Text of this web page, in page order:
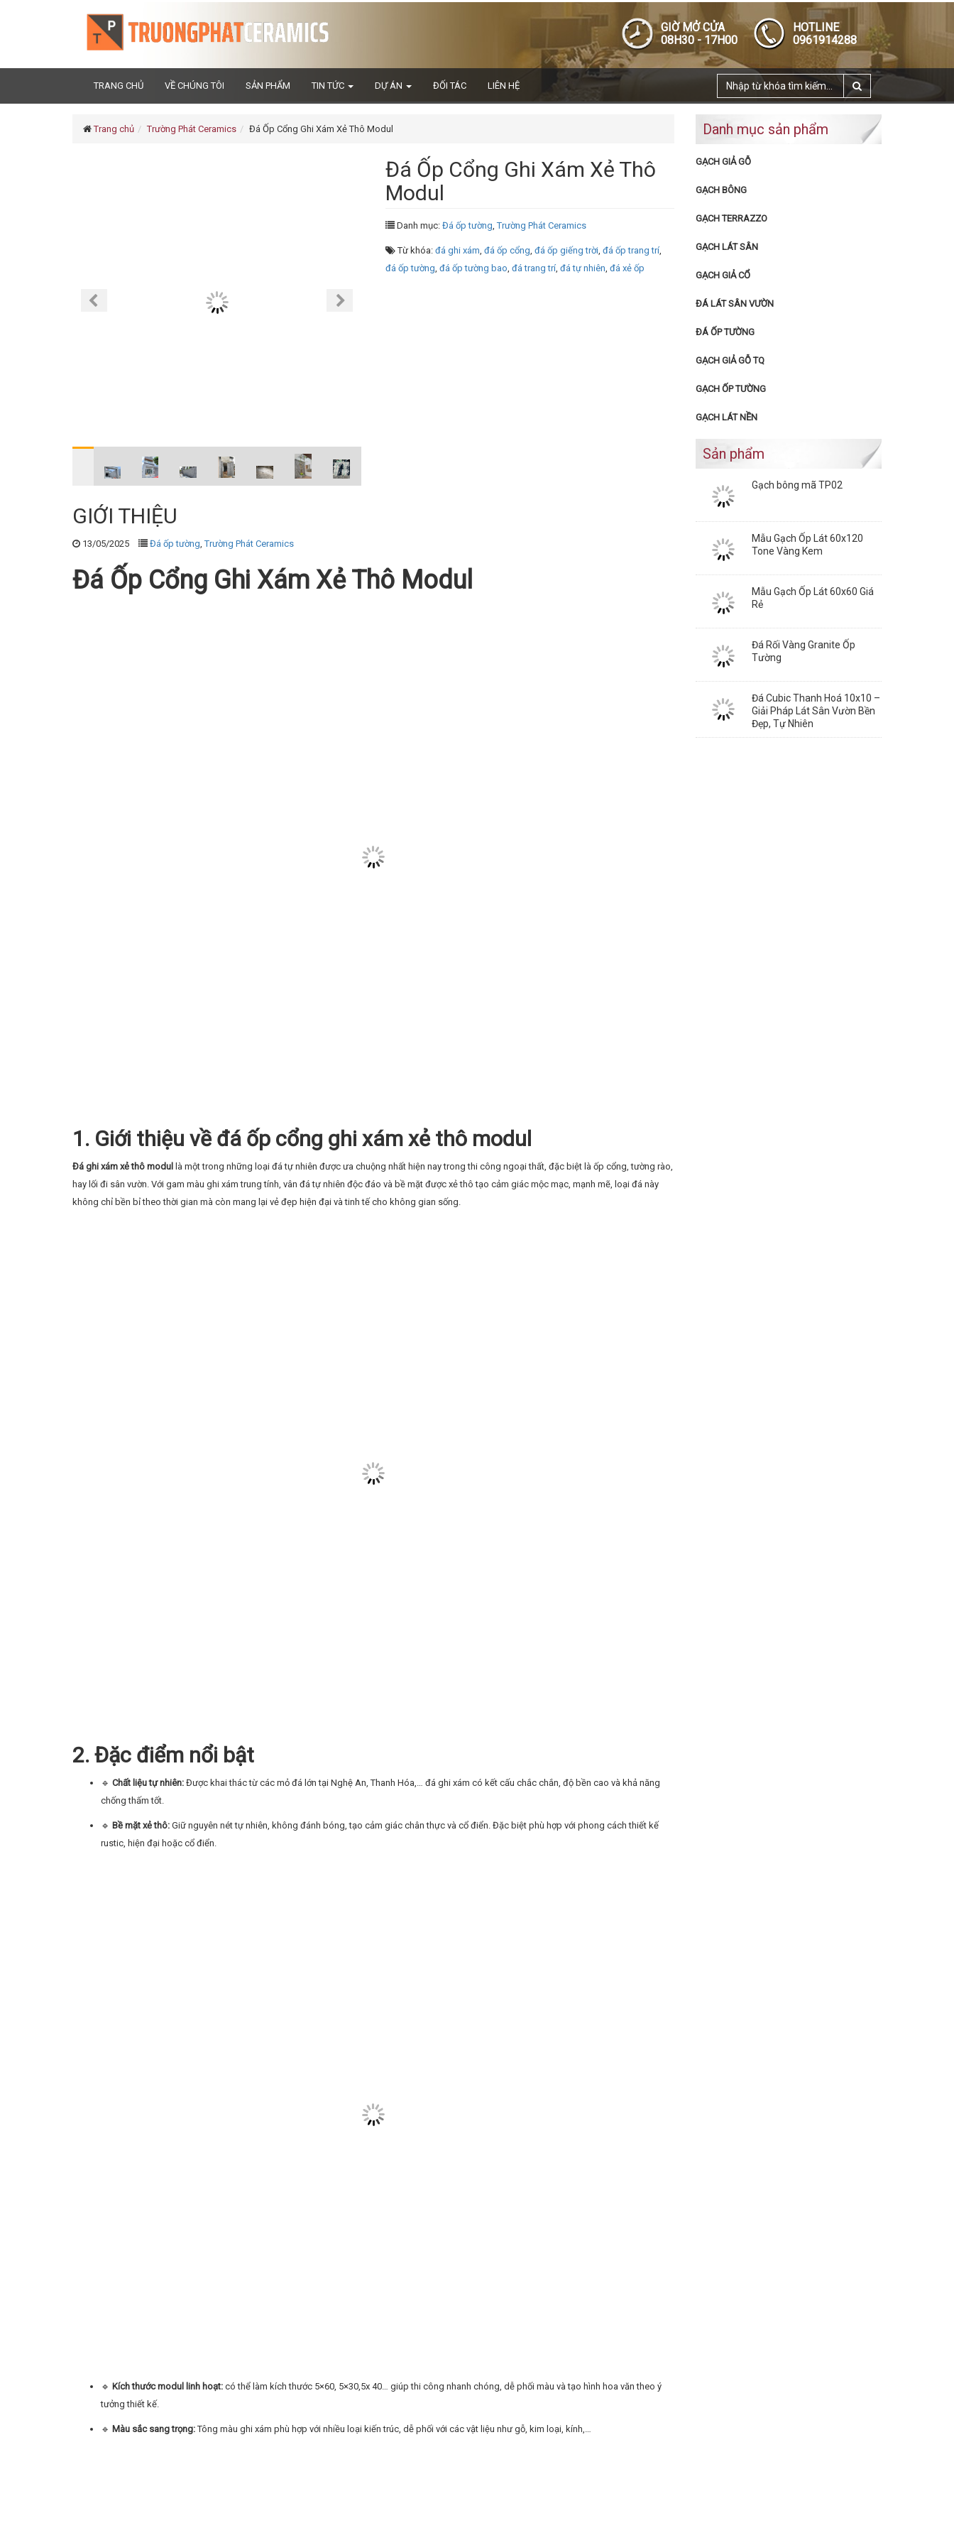
GIỜ MỞ CỬA
08H30 - 17H00
HOTLINE
0961914288
TRANG CHỦ VỀ CHÚNG TÔI SẢN PHẨM TIN TỨC DỰ ÁN ĐỐI TÁC LIÊN HỆ
Trang chủ Trường Phát Ceramics Đá Ốp Cổng Ghi Xám Xẻ Thô Modul
Đá Ốp Cổng Ghi Xám Xẻ Thô
Modul
Danh mục: Đá ốp tường,Trường Phát Ceramics
Từ khóa: đá ghi xám, đá ốp cổng, đá ốp giếng trời, đá ốp trang trí,
đá ốp tường, đá ốp tường bao, đá trang trí, đá tự nhiên, đá xẻ ốp
GIỚI THIỆU
13/05/2025 Đá ốp tường ,Trường Phát Ceramics
Đá Ốp Cổng Ghi Xám Xẻ Thô Modul
1. Giới thiệu về đá ốp cổng ghi xám xẻ thô modul
Đá ghi xám xẻ thô modul
là một trong những loại đá tự nhiên được ưa chuộng nhất hiện nay trong thi công ngoại thất, đặc biệt là ốp cổng, tường rào,
hay lối đi sân vườn. Với gam màu ghi xám trung tính, vân đá tự nhiên độc đáo và bề mặt được xẻ thô tạo cảm giác mộc mạc, mạnh mẽ, loại đá này
không chỉ bền bỉ theo thời gian mà còn mang lại vẻ đẹp hiện đại và tinh tế cho không gian sống.
2. Đặc điểm nổi bật
🔹 Chất liệu tự nhiên: Được khai thác từ các mỏ đá lớn tại Nghệ An, Thanh Hóa,… đá ghi xám có kết cấu chắc chắn, độ bền cao và khả năng
chống thấm tốt.
🔹 Bề mặt xẻ thô: Giữ nguyên nét tự nhiên, không đánh bóng, tạo cảm giác chân thực và cổ điển. Đặc biệt phù hợp với phong cách thiết kế
rustic, hiện đại hoặc cổ điển.
🔹 Kích thước modul linh hoạt: có thể làm kích thước 5×60, 5×30,5x 40… giúp thi công nhanh chóng, dễ phối màu và tạo hình hoa văn theo ý
tưởng thiết kế.
🔹 Màu sắc sang trọng:Tông màu ghi xám phù hợp với nhiều loại kiến trúc, dễ phối với các vật liệu như gỗ, kim loại, kính,…
Danh mục sản phẩm
GẠCH GIẢ GỖ
GẠCH BÔNG
GẠCH TERRAZZO
GẠCH LÁT SÂN
GẠCH GIẢ CỔ
ĐÁ LÁT SÂN VƯỜN
ĐÁ ỐP TƯỜNG
GẠCH GIẢ GỖ TQ
GẠCH ỐP TƯỜNG
GẠCH LÁT NỀN
Sản phẩm
Gạch bông mã TP02
Mẫu Gạch Ốp Lát 60x120
Tone Vàng Kem
Mẫu Gạch Ốp Lát 60x60 Giá
Rẻ
Đá Rối Vàng Granite Ốp
Tường
Đá Cubic Thanh Hoá 10x10 –
Giải Pháp Lát Sân Vườn Bền
Đẹp, Tự Nhiên